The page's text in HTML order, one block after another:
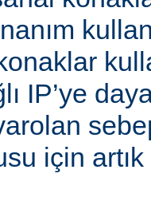
IP’ye
için